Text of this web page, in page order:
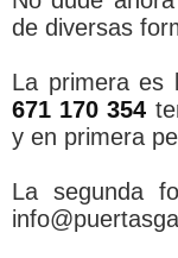
de diversas
La primera es
671 170 354
y en primera
La segunda